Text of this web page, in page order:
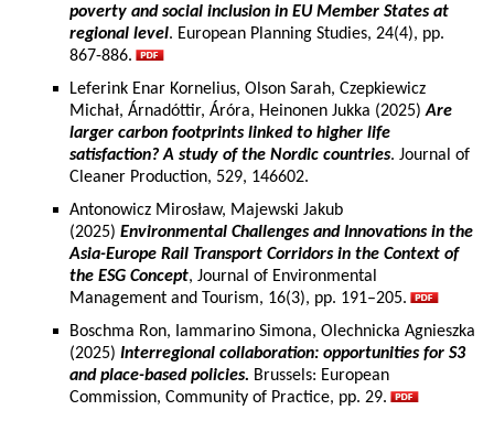
poverty and social inclusion in EU Member States at
regional level. European Planning Studies, 24(4), pp.
867-886.
Leferink Enar Kornelius, Olson Sarah, Czepkiewicz
Michał, Árnadóttir, Áróra, Heinonen Jukka (2025)Are
larger carbon footprints linked to higher life
satisfaction? A study of the Nordic countries. Journal of
Cleaner Production, 529, 146602.
Antonowicz Mirosław, Majewski Jakub
(2025) Environmental Challenges and Innovations in the
Asia-Europe Rail Transport Corridors in the Context of
the ESG Concept, Journal of Environmental
Management and Tourism, 16(3), pp. 191–205.
Boschma Ron, Iammarino Simona, Olechnicka Agnieszka
(2025) Interregional collaboration: opportunities for S3
and place-based policies. Brussels: European
Commission, Community of Practice, pp. 29.